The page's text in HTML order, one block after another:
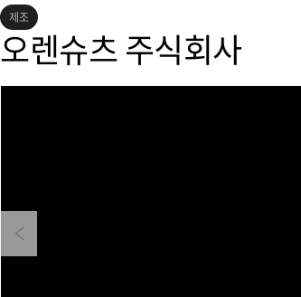
제조
오렌슈츠 주식회사
Previous